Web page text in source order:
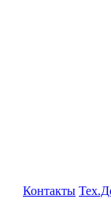
Контакты